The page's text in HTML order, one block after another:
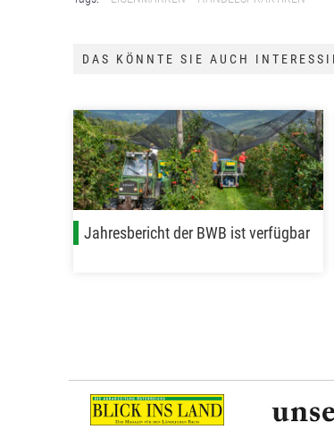
DAS KÖNNTE SIE AUCH
Jahresbericht der BWB ist verfügbar